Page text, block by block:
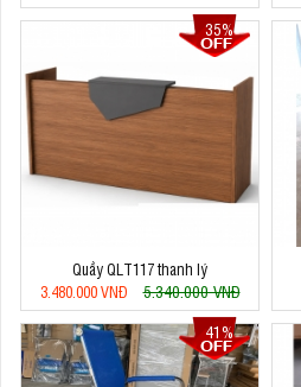
35%
Quầy QLT117 thanh lý
3.480.000 VNĐ
5.340.000 VNĐ
41%